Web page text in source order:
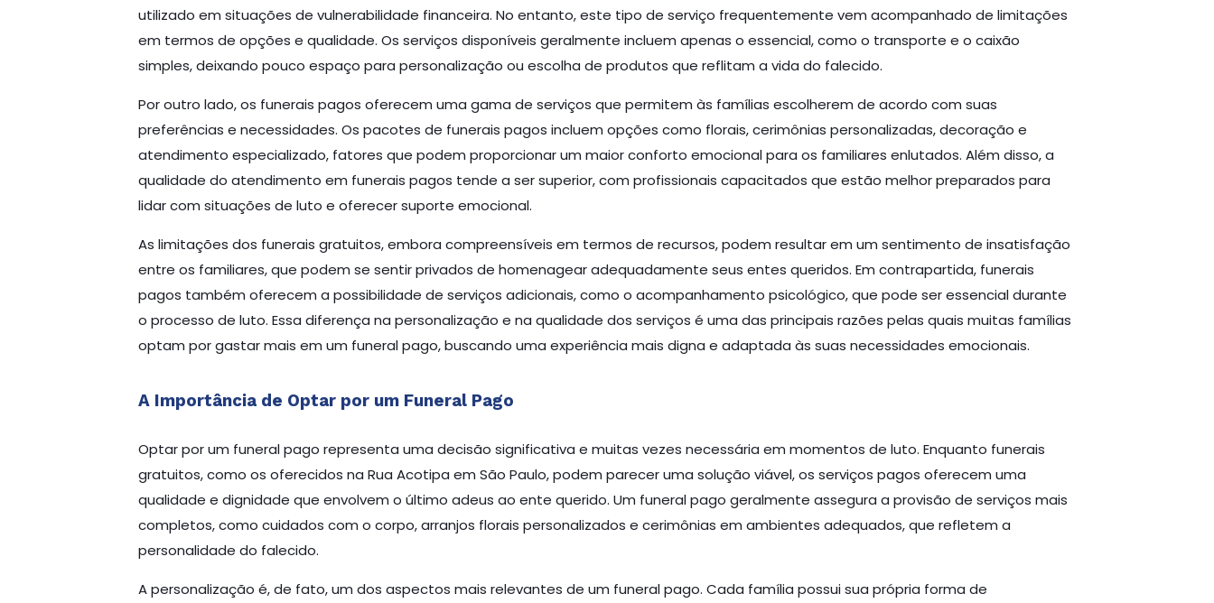
utilizado em situações de vulnerabilidade financeira. No entanto, este tipo de serviço frequentemente vem acompanhado de limitações
em termos de opções e qualidade. Os serviços disponíveis geralmente incluem apenas o essencial, como o transporte e o caixão
simples, deixando pouco espaço para personalização ou escolha de produtos que reflitam a vida do falecido.
Por outro lado, os funerais pagos oferecem uma gama de serviços que permitem às famílias escolherem de acordo com suas
preferências e necessidades. Os pacotes de funerais pagos incluem opções como florais, cerimônias personalizadas, decoração e
atendimento especializado, fatores que podem proporcionar um maior conforto emocional para os familiares enlutados. Além disso, a
qualidade do atendimento em funerais pagos tende a ser superior, com profissionais capacitados que estão melhor preparados para
lidar com situações de luto e oferecer suporte emocional.
As limitações dos funerais gratuitos, embora compreensíveis em termos de recursos, podem resultar em um sentimento de insatisfação
entre os familiares, que podem se sentir privados de homenagear adequadamente seus entes queridos. Em contrapartida, funerais
pagos também oferecem a possibilidade de serviços adicionais, como o acompanhamento psicológico, que pode ser essencial durante
o processo de luto. Essa diferença na personalização e na qualidade dos serviços é uma das principais razões pelas quais muitas famílias
optam por gastar mais em um funeral pago, buscando uma experiência mais digna e adaptada às suas necessidades emocionais.
A Importância de Optar por um Funeral Pago
Optar por um funeral pago representa uma decisão significativa e muitas vezes necessária em momentos de luto. Enquanto funerais
gratuitos, como os oferecidos na Rua Acotipa em São Paulo, podem parecer uma solução viável, os serviços pagos oferecem uma
qualidade e dignidade que envolvem o último adeus ao ente querido. Um funeral pago geralmente assegura a provisão de serviços mais
completos, como cuidados com o corpo, arranjos florais personalizados e cerimônias em ambientes adequados, que refletem a
personalidade do falecido.
A personalização é, de fato, um dos aspectos mais relevantes de um funeral pago. Cada família possui sua própria forma de